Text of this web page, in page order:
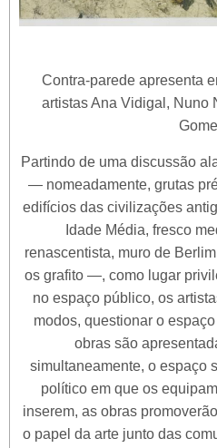
Contra-parede apresenta
artistas Ana Vidigal, Nuno
Partindo de uma discussão
— nomeadamente, grutas
edifícios das civilizações
Idade Média, fresco
renascentista, muro de
os grafito —, como lugar
no espaço público, os
modos, questionar o
obras são
simultaneamente, o espaço
político em que os
inserem, as obras
o papel da arte junto das